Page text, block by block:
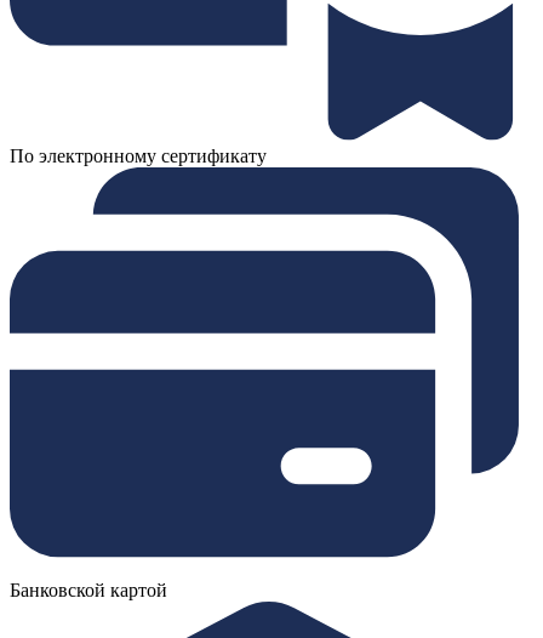
По электронному сертификату
Банковской картой